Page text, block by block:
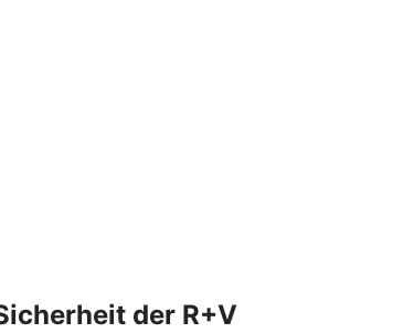
der R+V